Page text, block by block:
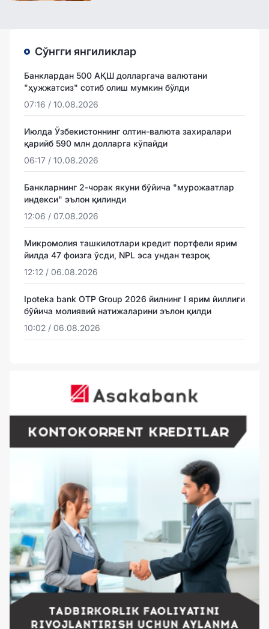
Сўнгги янгиликлар
Банклардан 500 АҚШ долларгача валютани
"ҳужжатсиз" сотиб олиш мумкин бўлди
07:16 / 10.08.2026
Июлда Ўзбекистоннинг олтин-валюта захиралари
қарийб 590 млн долларга кўпайди
06:17 / 10.08.2026
Банкларнинг 2-чорак якуни бўйича "мурожаатлар
индекси" эълон қилинди
12:06 / 07.08.2026
Микромолия ташкилотлари кредит портфели ярим
йилда 47 фоизга ўсди, NPL эса ундан тезроқ
12:12 / 06.08.2026
Ipoteka bank OTP Group 2026 йилнинг I ярим йиллиги
бўйича молиявий натижаларини эълон қилди
10:02 / 06.08.2026